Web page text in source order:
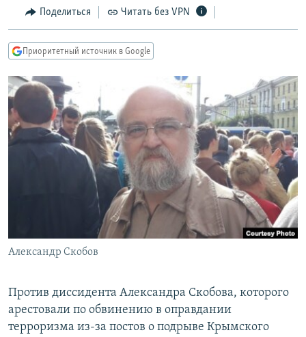
Вернутся
поиску
КУЛЬТУРА
КАВКАЗ.РЕАЛИИ
СЕВЕР.РЕАЛИИ
СИБИРЬ.РЕАЛИИ
РАСПИСАНИЕ ВЕЩАНИЯ
ПОДПИШИТЕСЬ НА РАССЫЛКУ
Все сайты РСЕ/РС
Поделиться Читать без VPN
Приоритетный источник в Google
Александр Скобов
Против диссидента Александра Скобова, которого
арестовали по обвинению в оправдании
терроризма из-за постов о подрыве Крымского